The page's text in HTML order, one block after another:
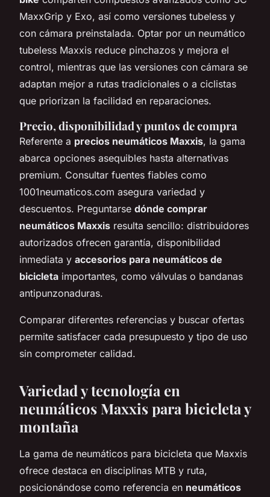
MaxxGrip y Exo, así como versiones tubeless y
con cámara preinstalada. Optar por un neumático
tubeless Maxxis reduce pinchazos y mejora el
control, mientras que las versiones con cámara se
adaptan mejor a rutas tradicionales o a ciclistas
que priorizan la facilidad en reparaciones.
Precio, disponibilidad y puntos de compra
Referente a precios neumáticos Maxxis, la gama
abarca opciones asequibles hasta alternativas
premium. Consultar fuentes fiables como
1001neumaticos.com asegura variedad y
descuentos. Preguntarse dónde comprar
neumáticos Maxxis resulta sencillo: distribuidores
autorizados ofrecen garantía, disponibilidad
inmediata y accesorios para neumáticos de
bicicleta importantes, como válvulas o bandanas
antipunzonaduras.
Comparar diferentes referencias y buscar ofertas
permite satisfacer cada presupuesto y tipo de uso
sin comprometer calidad.
Variedad y tecnología en
neumáticos Maxxis para bicicleta y
montaña
La gama de neumáticos para bicicleta que Maxxis
ofrece destaca en disciplinas MTB y ruta,
posicionándose como referencia en neumáticos